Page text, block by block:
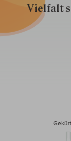
Vielfalt